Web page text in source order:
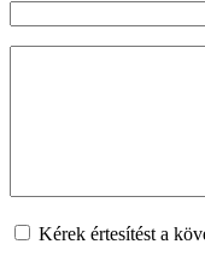
Kérek értesítést a